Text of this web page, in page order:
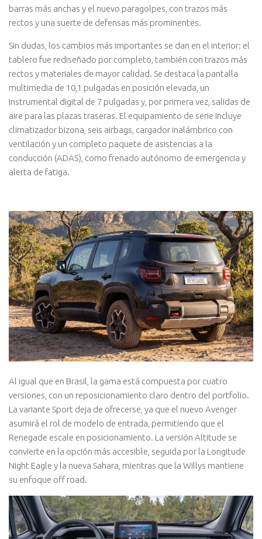
barras más anchas y el nuevo paragolpes, con trazos más
rectos y una suerte de defensas más prominentes.
Sin dudas, los cambios más importantes se dan en el interior: el
tablero fue rediseñado por completo, también con trazos más
rectos y materiales de mayor calidad. Se destaca la pantalla
multimedia de 10,1 pulgadas en posición elevada, un
instrumental digital de 7 pulgadas y, por primera vez, salidas de
aire para las plazas traseras. El equipamiento de serie incluye
climatizador bizona, seis airbags, cargador inalámbrico con
ventilación y un completo paquete de asistencias a la
conducción (ADAS), como frenado autónomo de emergencia y
alerta de fatiga.
Al igual que en Brasil, la gama está compuesta por cuatro
versiones, con un reposicionamiento claro dentro del portfolio.
La variante Sport deja de ofrecerse, ya que el nuevo Avenger
asumirá el rol de modelo de entrada, permitiendo que el
Renegade escale en posicionamiento. La versión Altitude se
convierte en la opción más accesible, seguida por la Longitude
Night Eagle y la nueva Sahara, mientras que la Willys mantiene
su enfoque off road.